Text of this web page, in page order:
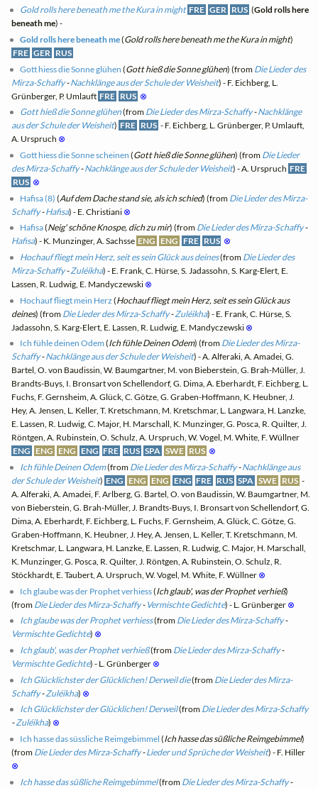
Gold rolls here beneath me the Kura in might FRE GER RUS (Gold rolls here
beneath me) -
Gold rolls here beneath me(Gold rolls here beneath me the Kura in might)
FRE GER RUS
Gott hiess die Sonne glühen (Gott hieß die Sonne glühen) (from Die Lieder des
Mirza-Schaffy-Nachklänge aus der Schule der Weisheit) - F. Eichberg, L.
Grünberger, P. Umlauft FRE RUS ⊗
Gott hieß die Sonne glühen(from Die Lieder des Mirza-Schaffy-Nachklänge
aus der Schule der Weisheit) FRE RUS - F. Eichberg, L. Grünberger, P. Umlauft,
A. Urspruch ⊗
Gott hiess die Sonne scheinen (Gott hieß die Sonne glühen) (from Die Lieder
des Mirza-Schaffy-Nachklänge aus der Schule der Weisheit) - A. Urspruch FRE
RUS ⊗
Hafisa (8) (Auf dem Dache stand sie, als ich schied) (from Die Lieder des Mirza-
Schaffy-Hafisa) - E. Christiani ⊗
Hafisa(Neig' schöne Knospe, dich zu mir) (from Die Lieder des Mirza-Schaffy-
Hafisa) - K. Munzinger, A. Sachsse ENG ENG FRE RUS ⊗
Hochauf fliegt mein Herz, seit es sein Glück aus deines(from Die Lieder des
Mirza-Schaffy-Zuléikha) - E. Frank, C. Hürse, S. Jadassohn, S. Karg-Elert, E.
Lassen, R. Ludwig, E. Mandyczewski ⊗
Hochauf fliegt mein Herz (Hochauf fliegt mein Herz, seit es sein Glück aus
deines) (from Die Lieder des Mirza-Schaffy-Zuléikha) - E. Frank, C. Hürse, S.
Jadassohn, S. Karg-Elert, E. Lassen, R. Ludwig, E. Mandyczewski ⊗
Ich fühle deinen Odem (Ich fühle Deinen Odem) (from Die Lieder des Mirza-
Schaffy-Nachklänge aus der Schule der Weisheit) - A. Alferaki, A. Amadei, G.
Bartel, O. von Baudissin, W. Baumgartner, M. von Bieberstein, G. Brah-Müller, J.
Brandts-Buys, I. Bronsart von Schellendorf, G. Dima, A. Eberhardt, F. Eichberg, L.
Fuchs, F. Gernsheim, A. Glück, C. Götze, G. Graben-Hoffmann, K. Heubner, J.
Hey, A. Jensen, L. Keller, T. Kretschmann, M. Kretschmar, L. Langwara, H. Lanzke,
E. Lassen, R. Ludwig, C. Major, H. Marschall, K. Munzinger, G. Posca, R. Quilter, J.
Röntgen, A. Rubinstein, O. Schulz, A. Urspruch, W. Vogel, M. White, F. Wüllner
ENG ENG ENG ENG FRE RUS SPA SWE RUS ⊗
Ich fühle Deinen Odem(from Die Lieder des Mirza-Schaffy-Nachklänge aus
der Schule der Weisheit) ENG ENG ENG ENG FRE RUS SPA SWE RUS -
A. Alferaki, A. Amadei, F. Arlberg, G. Bartel, O. von Baudissin, W. Baumgartner, M.
von Bieberstein, G. Brah-Müller, J. Brandts-Buys, I. Bronsart von Schellendorf, G.
Dima, A. Eberhardt, F. Eichberg, L. Fuchs, F. Gernsheim, A. Glück, C. Götze, G.
Graben-Hoffmann, K. Heubner, J. Hey, A. Jensen, L. Keller, T. Kretschmann, M.
Kretschmar, L. Langwara, H. Lanzke, E. Lassen, R. Ludwig, C. Major, H. Marschall,
K. Munzinger, G. Posca, R. Quilter, J. Röntgen, A. Rubinstein, O. Schulz, R.
Stöckhardt, E. Taubert, A. Urspruch, W. Vogel, M. White, F. Wüllner ⊗
Ich glaube was der Prophet verhiess(Ich glaub', was der Prophet verhieß)
(from Die Lieder des Mirza-Schaffy- Vermischte Gedichte) - L. Grünberger ⊗
Ich glaube was der Prophet verhiess(from Die Lieder des Mirza-Schaffy-
Vermischte Gedichte) ⊗
Ich glaub', was der Prophet verhieß(from Die Lieder des Mirza-Schaffy-
Vermischte Gedichte) - L. Grünberger ⊗
Ich Glücklichster der Glücklichen! Derweil die(from Die Lieder des Mirza-
Schaffy-Zuléikha) ⊗
Ich Glücklichster der Glücklichen! Derweil(from Die Lieder des Mirza-Schaffy
-Zuléikha) ⊗
Ich hasse das süssliche Reimgebimmel (Ich hasse das süßliche Reimgebimmel)
(from Die Lieder des Mirza-Schaffy-Lieder und Sprüche der Weisheit) - F. Hiller
⊗
Ich hasse das süßliche Reimgebimmel(from Die Lieder des Mirza-Schaffy-